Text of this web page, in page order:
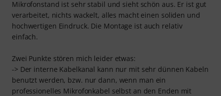
Mikrofonstand ist sehr stabil und sieht schön aus. Er ist gut
verarbeitet, nichts wackelt, alles macht einen soliden und
hochwertigen Eindruck. Die Montage ist auch relativ
einfach.
Zwei Punkte stören mich leider etwas:
-> Der interne Kabelkanal kann nur mit sehr dünnen Kabeln
benutzt werden, bzw. nur dann, wenn man ein
professionelles Mikrofonkabel selbst an den Enden mit